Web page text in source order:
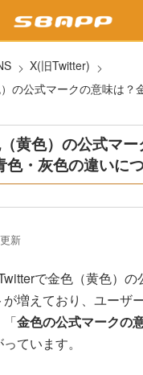
X(旧Twitter)
の公式マークの意味は？
黄色）の公式マ
色・灰色の違いに
新
で金色（黄色）の
増えており、ユーザ
「金色の公式マークの
ています。